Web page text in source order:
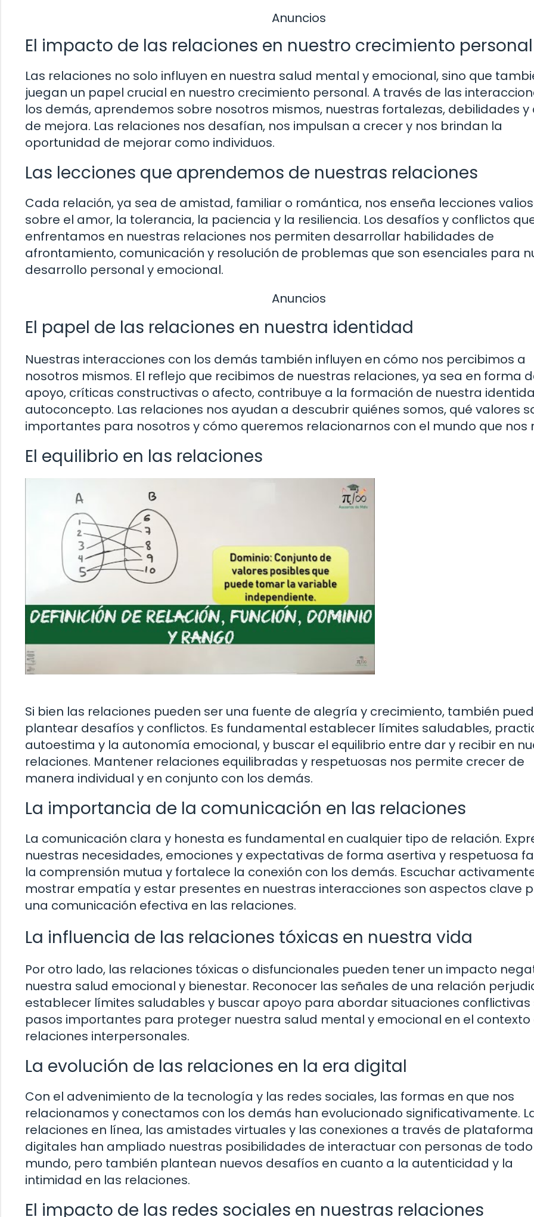
Anuncios
El impacto de las relaciones en nuestro crecimiento personal
Las relaciones no solo influyen en nuestra salud mental y emocional, sino que
juegan un papel crucial en nuestro crecimiento personal. A través de las
los demás, aprendemos sobre nosotros mismos, nuestras fortalezas, debilidades y
de mejora. Las relaciones nos desafían, nos impulsan a crecer y nos brindan la
oportunidad de mejorar como individuos.
Las lecciones que aprendemos de nuestras relaciones
Cada relación, ya sea de amistad, familiar o romántica, nos enseña lecciones
sobre el amor, la tolerancia, la paciencia y la resiliencia. Los desafíos y conflictos
enfrentamos en nuestras relaciones nos permiten desarrollar habilidades de
afrontamiento, comunicación y resolución de problemas que son esenciales para
desarrollo personal y emocional.
Anuncios
El papel de las relaciones en nuestra identidad
Nuestras interacciones con los demás también influyen en cómo nos percibimos a
nosotros mismos. El reflejo que recibimos de nuestras relaciones, ya sea en forma
apoyo, críticas constructivas o afecto, contribuye a la formación de nuestra
autoconcepto. Las relaciones nos ayudan a descubrir quiénes somos, qué valores
importantes para nosotros y cómo queremos relacionarnos con el mundo que nos
El equilibrio en las relaciones
Si bien las relaciones pueden ser una fuente de alegría y crecimiento, también
plantear desafíos y conflictos. Es fundamental establecer límites saludables,
autoestima y la autonomía emocional, y buscar el equilibrio entre dar y recibir en
relaciones. Mantener relaciones equilibradas y respetuosas nos permite crecer de
manera individual y en conjunto con los demás.
La importancia de la comunicación en las relaciones
La comunicación clara y honesta es fundamental en cualquier tipo de relación.
nuestras necesidades, emociones y expectativas de forma asertiva y respetuosa
la comprensión mutua y fortalece la conexión con los demás. Escuchar
mostrar empatía y estar presentes en nuestras interacciones son aspectos clave
una comunicación efectiva en las relaciones.
La influencia de las relaciones tóxicas en nuestra vida
Por otro lado, las relaciones tóxicas o disfuncionales pueden tener un impacto
nuestra salud emocional y bienestar. Reconocer las señales de una relación
establecer límites saludables y buscar apoyo para abordar situaciones conflictivas
pasos importantes para proteger nuestra salud mental y emocional en el contexto
relaciones interpersonales.
La evolución de las relaciones en la era digital
Con el advenimiento de la tecnología y las redes sociales, las formas en que nos
relacionamos y conectamos con los demás han evolucionado significativamente.
relaciones en línea, las amistades virtuales y las conexiones a través de
digitales han ampliado nuestras posibilidades de interactuar con personas de
mundo, pero también plantean nuevos desafíos en cuanto a la autenticidad y la
intimidad en las relaciones.
El impacto de las redes sociales en nuestras relaciones